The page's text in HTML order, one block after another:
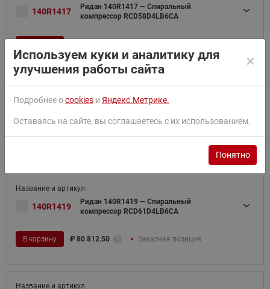
140R1417
Ридан 140R1417 — Спиральный
компрессор RCD58D4LB6CA
Ридан 140R1418 — Спиральный
140R1419
Ридан 140R1419 — Спиральный
компрессор RCD61D4LB6CA
В корзину ₽ 80 812.50 Заказная позиция
Используем куки и аналитику для
улучшения работы сайта
Подробнее оcookies и Яндекс.Метрике.
Оставаясь на сайте, вы соглашаетесь с их использованием.
Понятно